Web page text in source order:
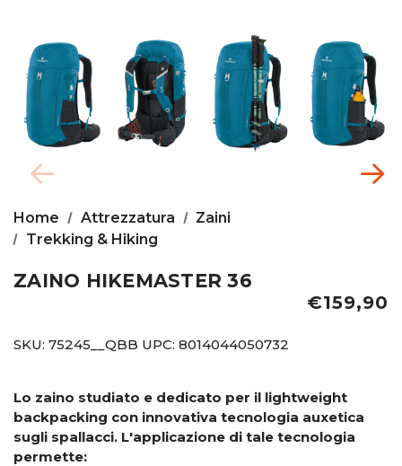
Home Attrezzatura
Zaini
Trekking & Hiking
ZAINO HIKEMASTER 36
€159,90
SKU: 75245__QBB UPC: 8014044050732
Lo zaino studiato e dedicato per il lightweight
backpacking con innovativa tecnologia auxetica
sugli spallacci. L'applicazione di tale tecnologia
permette: